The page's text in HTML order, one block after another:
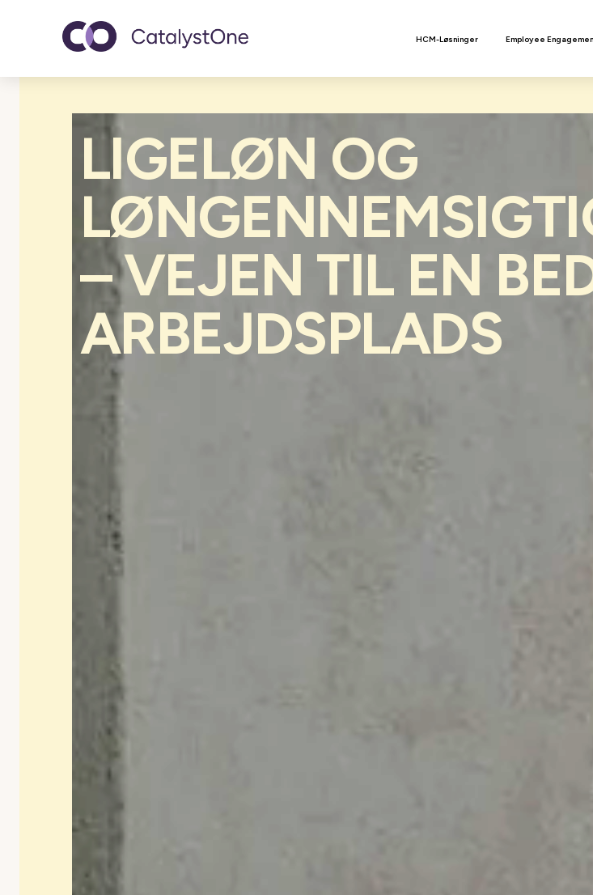
Toggle navigation HCM-Løsninger Employee
LIGELØN OG
– VEJEN TIL EN
ARBEJDSPLADS